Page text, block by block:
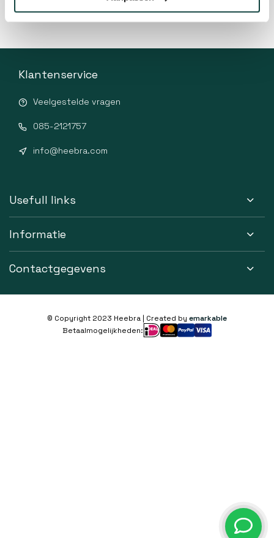
Klantenservice
Veelgestelde vragen
085-2121757
info@heebra.com
Usefull links
Informatie
Contactgegevens
© Copyright 2023 Heebra | Created by emarkable
Betaalmogelijkheden: